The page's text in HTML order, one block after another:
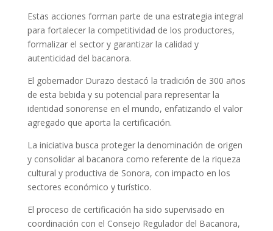
Estas acciones forman parte de una estrategia integral
para fortalecer la competitividad de los productores,
formalizar el sector y garantizar la calidad y
autenticidad del bacanora.
El gobernador Durazo destacó la tradición de 300 años
de esta bebida y su potencial para representar la
identidad sonorense en el mundo, enfatizando el valor
agregado que aporta la certificación.
La iniciativa busca proteger la denominación de origen
y consolidar al bacanora como referente de la riqueza
cultural y productiva de Sonora, con impacto en los
sectores económico y turístico.
El proceso de certificación ha sido supervisado en
coordinación con el Consejo Regulador del Bacanora,